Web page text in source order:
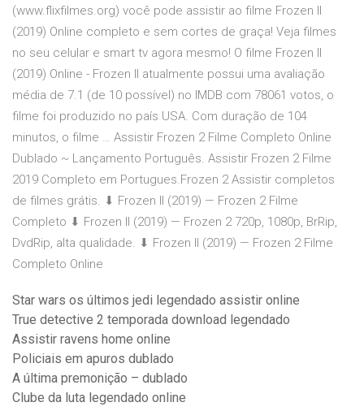
(www.flixfilmes.org) você pode assistir ao filme Frozen II
(2019) Online completo e sem cortes de graça! Veja filmes
no seu celular e smart tv agora mesmo! O filme Frozen II
(2019) Online - Frozen II atualmente possui uma avaliação
média de 7.1 (de 10 possível) no IMDB com 78061 votos, o
filme foi produzido no país USA. Com duração de 104
minutos, o filme … Assistir Frozen 2 Filme Completo Online
Dublado ~ Lançamento Português. Assistir Frozen 2 Filme
2019 Completo em Portugues.Frozen 2 Assistir completos
de filmes grátis. ⬇ ️Frozen II (2019) — Frozen 2 Filme
Completo ⬇ ️Frozen II (2019) — Frozen 2 720p, 1080p, BrRip,
DvdRip, alta qualidade. ⬇ ️Frozen II (2019) — Frozen 2 Filme
Completo Online
Star wars os últimos jedi legendado assistir online
True detective 2 temporada download legendado
Assistir ravens home online
Policiais em apuros dublado
A última premonição – dublado
Clube da luta legendado online